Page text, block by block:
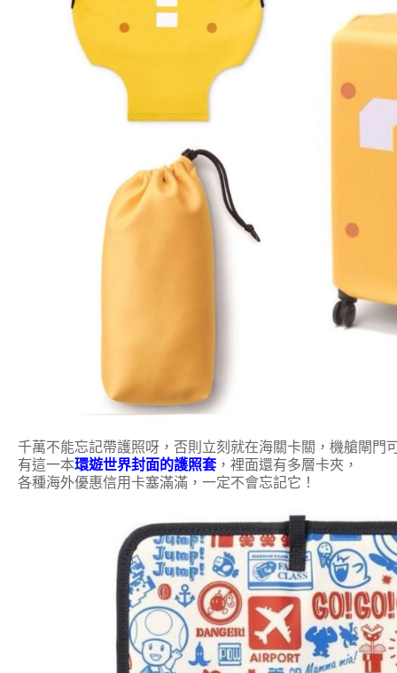
千萬不能忘記帶護照呀，否則立刻就在海關卡關 ， 機艙閘門
有這一本環遊世界封面的護照套，裡面還有多層卡夾，
各種海外優惠信用卡塞滿滿，一定不會忘記它！